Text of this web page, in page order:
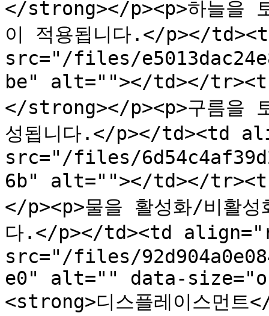
</strong></p><p>하늘을
이 적용됩니다.</p></
src="/files/
be" alt=""></td></
</strong></p><p>구름을
성됩니다.</p></td><td
src="/files/
6b" alt=""></td></
</p><p>물을 활성화/비활
다.</p></td><td
src="/files/
e0" alt="" data-
<strong>디스플레이스먼